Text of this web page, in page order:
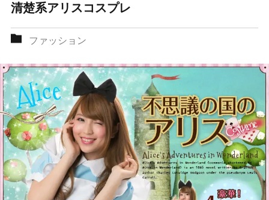
清楚系アリスコスプレ
ファッション